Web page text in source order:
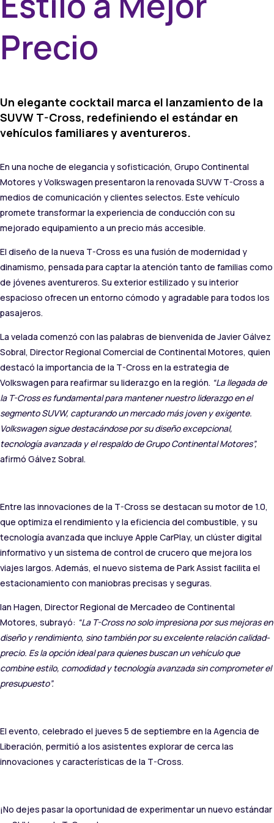
Precio
Un elegante cocktail marca el lanzamiento de la
SUVW T-Cross, redefiniendo el estándar en
vehículos familiares y aventureros.
En una noche de elegancia y sofisticación, Grupo Continental
Motores y Volkswagen presentaron la renovada SUVW T-Cross a
medios de comunicación y clientes selectos. Este vehículo
promete transformar la experiencia de conducción con su
mejorado equipamiento a un precio más accesible.
El diseño de la nueva T-Cross es una fusión de modernidad y
dinamismo, pensada para captar la atención tanto de familias como
de jóvenes aventureros. Su exterior estilizado y su interior
espacioso ofrecen un entorno cómodo y agradable para todos los
pasajeros.
La velada comenzó con las palabras de bienvenida de Javier Gálvez
Sobral, Director Regional Comercial de Continental Motores, quien
destacó la importancia de la T-Cross en la estrategia de
Volkswagen para reafirmar su liderazgo en la región. “La llegada de
la T-Cross es fundamental para mantener nuestro liderazgo en el
segmento SUVW, capturando un mercado más joven y exigente.
Volkswagen sigue destacándose por su diseño excepcional,
tecnología avanzada y el respaldo de Grupo Continental Motores”,
afirmó Gálvez Sobral.
Entre las innovaciones de la T-Cross se destacan su motor de 1.0,
que optimiza el rendimiento y la eficiencia del combustible, y su
tecnología avanzada que incluye Apple CarPlay, un clúster digital
informativo y un sistema de control de crucero que mejora los
viajes largos. Además, el nuevo sistema de Park Assist facilita el
estacionamiento con maniobras precisas y seguras.
Ian Hagen, Director Regional de Mercadeo de Continental
Motores, subrayó: “La T-Cross no solo impresiona por sus mejoras en
diseño y rendimiento, sino también por su excelente relación calidad-
precio. Es la opción ideal para quienes buscan un vehículo que
combine estilo, comodidad y tecnología avanzada sin comprometer el
presupuesto”.
El evento, celebrado el jueves 5 de septiembre en la Agencia de
Liberación, permitió a los asistentes explorar de cerca las
innovaciones y características de la T-Cross.
¡No dejes pasar la oportunidad de experimentar un nuevo estándar